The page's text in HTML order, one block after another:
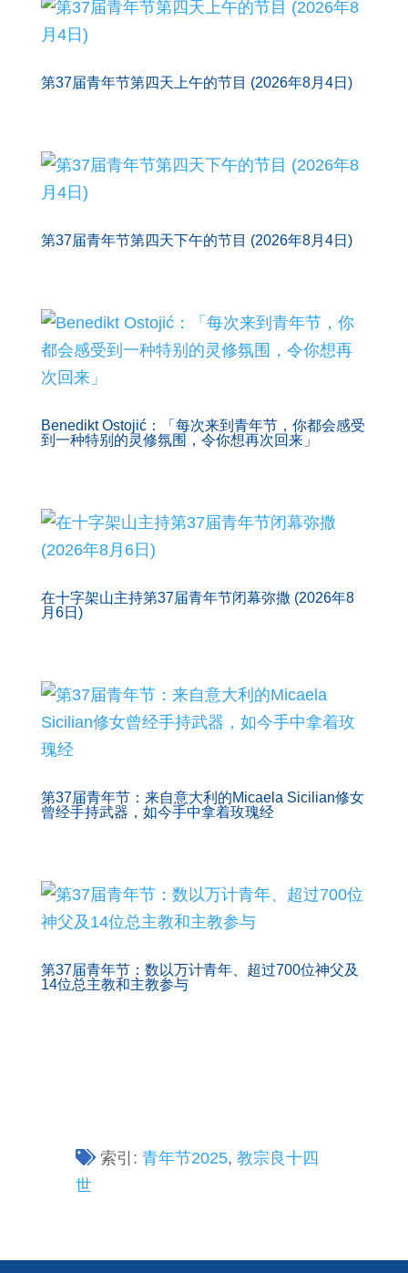
第37届青年节第四天上午的节目 (2026年8月4日)
第37届青年节第四天下午的节目 (2026年8月4日)
Benedikt Ostojić：「每次来到青年节，你都会感受
到一种特别的灵修氛围，令你想再次回来」
在十字架山主持第37届青年节闭幕弥撒 (2026年8
月6日)
第37届青年节：来自意大利的Micaela Sicilian修女
曾经手持武器，如今手中拿着玫瑰经
第37届青年节：数以万计青年、超过700位神父及
14位总主教和主教参与
索引:青年节2025,教宗良十四
世